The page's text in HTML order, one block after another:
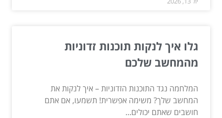
גלו איך לנקות תוכנות זדוניות
מהמחשב שלכם
המלחמה נגד התוכנות הזדוניות – איך לנקות את
המחשב שלך? משימה אפשרית! תשמעו, אם אתם
חושבים שאתם יכולים...